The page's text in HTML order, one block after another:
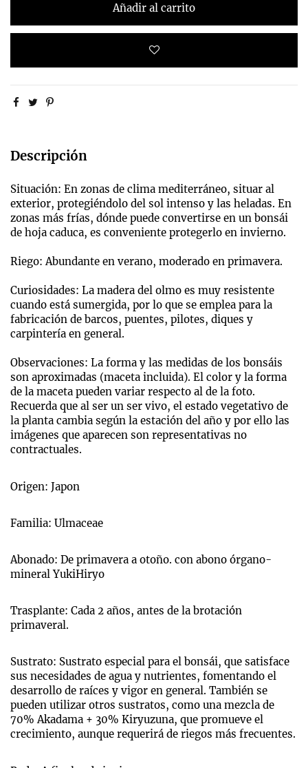
Añadir al carrito
Descripción
Situación: En zonas de clima mediterráneo, situar al
exterior, protegiéndolo del sol intenso y las heladas. En
zonas más frías, dónde puede convertirse en un bonsái
de hoja caduca, es conveniente protegerlo en invierno.
Riego: Abundante en verano, moderado en primavera.
Curiosidades: La madera del olmo es muy resistente
cuando está sumergida, por lo que se emplea para la
fabricación de barcos, puentes, pilotes, diques y
carpintería en general.
Observaciones: La forma y las medidas de los bonsáis
son aproximadas (maceta incluida). El color y la forma
de la maceta pueden variar respecto al de la foto.
Recuerda que al ser un ser vivo, el estado vegetativo de
la planta cambia según la estación del año y por ello las
imágenes que aparecen son representativas no
contractuales.
Origen: Japon
Familia: Ulmaceae
Abonado: De primavera a otoño. con abono órgano-
mineral YukiHiryo
Trasplante: Cada 2 años, antes de la brotación
primaveral.
Sustrato: Sustrato especial para el bonsái, que satisface
sus necesidades de agua y nutrientes, fomentando el
desarrollo de raíces y vigor en general. También se
pueden utilizar otros sustratos, como una mezcla de
70% Akadama + 30% Kiryuzuna, que promueve el
crecimiento, aunque requerirá de riegos más frecuentes.